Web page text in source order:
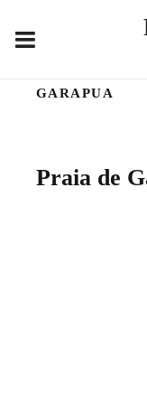
GARAPUA
Praia de